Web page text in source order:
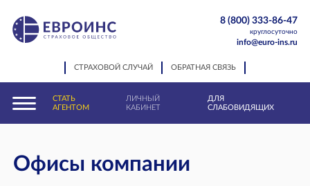
СТРАХОВОЙ СЛУЧАЙ ОБРАТНАЯ СВЯЗЬ
8 (800) 333-86-47
круглосуточно
info@euro-ins.ru
СТАТЬ
АГЕНТОМ
ЛИЧНЫЙ
КАБИНЕТ
ДЛЯ
СЛАБОВИДЯЩИХ
Офисы компании